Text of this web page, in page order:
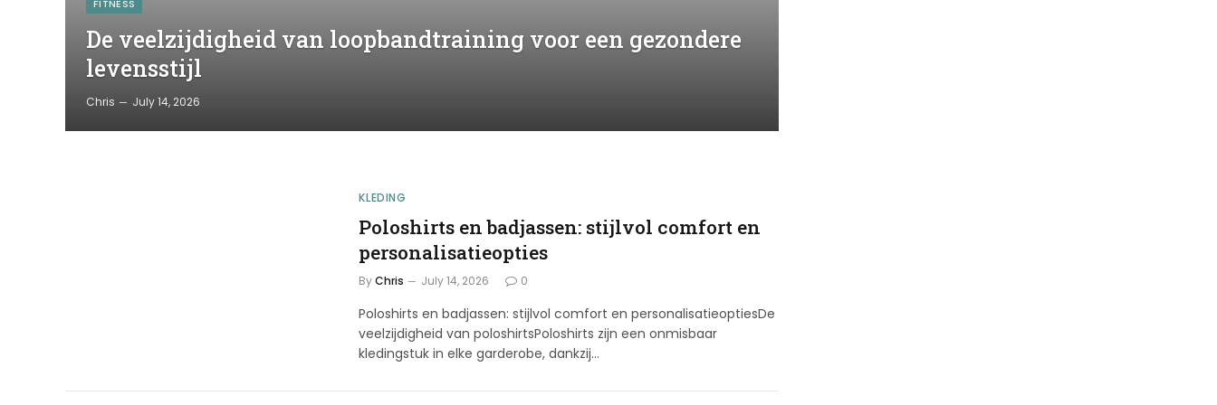
FITNESS
De veelzijdigheid van loopbandtraining voor een gezondere
levensstijl
Chris July 14, 2026
KLEDING
Poloshirts en badjassen: stijlvol comfort en
personalisatieopties
By Chris July 14, 2026 0
Poloshirts en badjassen: stijlvol comfort en personalisatieoptiesDe
veelzijdigheid van poloshirtsPoloshirts zijn een onmisbaar
kledingstuk in elke garderobe, dankzij…